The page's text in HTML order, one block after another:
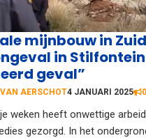
mijnbouw in
in
geval”
AERSCHOT4 JANUARI 2025 0
weken heeft onwettige
gezorgd. In het